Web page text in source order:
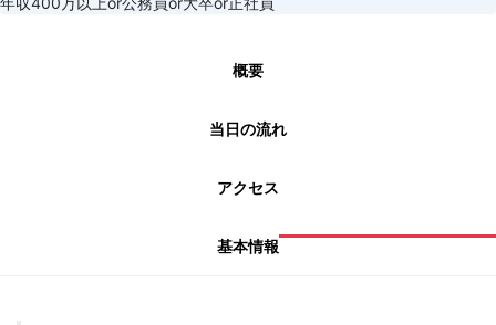
概要
当日の流れ
アクセス
基本情報